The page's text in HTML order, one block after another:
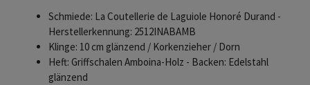
Schmiede: La Coutellerie de Laguiole Honoré Durand -
Herstellerkennung: 2512INABAMB
Klinge: 10 cm glänzend / Korkenzieher / Dorn
Heft: Griffschalen Amboina-Holz - Backen: Edelstahl
glänzend